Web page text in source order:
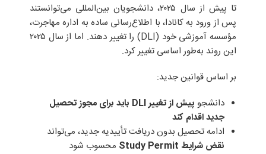
تا پیش از سال ۲۰۲۵، دانشجویان بین‌المللی می‌توانستند
پس از ورود به کانادا، با اطلاع‌رسانی ساده به اداره مهاجرت،
مؤسسه آموزشی خود (DLI) را تغییر دهند. اما از سال ۲۰۲۵
این روند به‌طور اساسی تغییر کرد.
بر اساس قوانین جدید:
دانشجو پیش از تغییرDLI
باید برای مجوز تحصیل
جدید اقدام کند
ادامه تحصیل بدون دریافت تأییدیه جدید، می‌تواند
نقض شرایط
محسوب شود